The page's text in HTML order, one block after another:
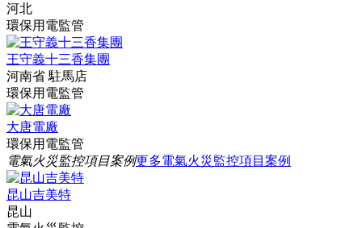
河北
環保用電監管
王守義十三香集團
河南省 駐馬店
環保用電監管
大唐電廠
環保用電監管
電氣火災監控項目案例更多電氣火災監控項目案例
昆山吉美特
昆山